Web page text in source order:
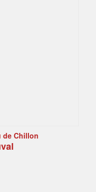
de Chillon